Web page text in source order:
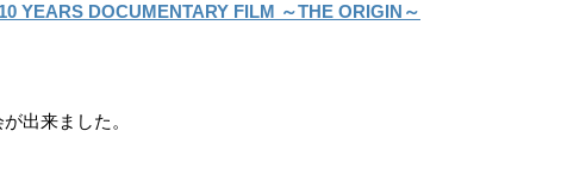
YEARS DOCUMENTARY FILM ～THE ORIGIN～
出来ました。